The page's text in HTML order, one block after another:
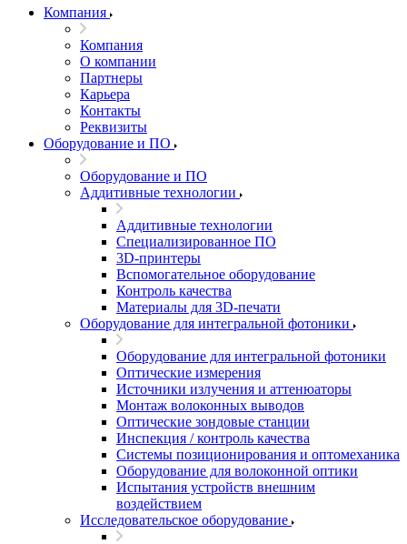
Компания
Компания
О компании
Партнеры
Карьера
Контакты
Реквизиты
Оборудование и ПО
Оборудование и ПО
Аддитивные технологии
Аддитивные технологии
Специализированное ПО
3D-принтеры
Вспомогательное оборудование
Контроль качества
Материалы для 3D-печати
Оборудование для интегральной фотоники
Оборудование для интегральной фотоники
Оптические измерения
Источники излучения и аттенюаторы
Монтаж волоконных выводов
Оптические зондовые станции
Инспекция / контроль качества
Системы позиционирования и оптомеханика
Оборудование для волоконной оптики
Испытания устройств внешним
воздействием
Исследовательское оборудование